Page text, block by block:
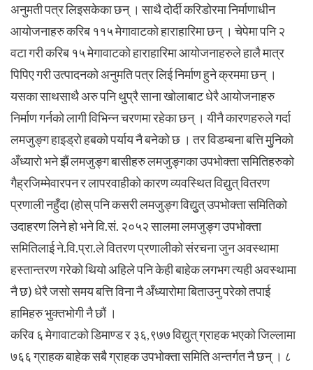
अनुमती पत्र लिइसकेका छन् । साथै दोर्दी करिडोरमा निर्माणाधीन
आयोजनाहरु करिब ११५ मेगावाटको हाराहारिमा छन् । चेपेमा पनि २
वटा गरी करिब १५ मेगावाटको हाराहारिमा आयोजनाहरुले हालै मात्र
पिपिए गरी उत्पादनको अनुमति पत्र लिई निर्माण हुने क्रममा छन् ।
यसका साथसाथै अरु पनि थुुप्रै साना खोलाबाट धेरै आयोजनाहरु
निर्माण गर्नको लागी विभिन्न चरणमा रहेका छन् । यीनै कारणहरुले गर्दा
लमजुङ्ग हाइड्रो हबको पर्याय नै बनेको छ । तर विडम्बना बत्ति मुुनिको
अँध्यारो भने झैं लमजुङ्ग बासीहरु लमजुङ्गका उपभोक्ता समितिहरुको
गैह्रजिम्मेवारपन र लापरवाहीको कारण व्यवस्थित विद्युत् वितरण
प्रणाली नहुँदा (होस् पनि कसरी लमजुङ्ग विद्युुत् उपभोक्ता समितिको
उदाहरण लिने हो भने वि.सं. २०५२ सालमा लमजुङ्ग उपभोक्ता
समितिलाई ने.वि.प्रा.ले वितरण प्रणालीको संरचना जुन अवस्थामा
हस्तान्तरण गरेको थियो अहिले पनि केही बाहेक लगभग त्यही अवस्थामा
नै छ) धेरै जसो समय बत्ति विना नै अँध्यारोमा बिताउनु परेको तपाई
हामिहरु भुक्तभोगी नै छौं ।
करिव ६ मेगावाटको डिमाण्ड र ३६,९७७ विद्युत् ग्राहक भएको जिल्लामा
७६६ ग्राहक बाहेक सबै ग्राहक उपभोक्ता समिति अन्तर्गत नै छन् । ८